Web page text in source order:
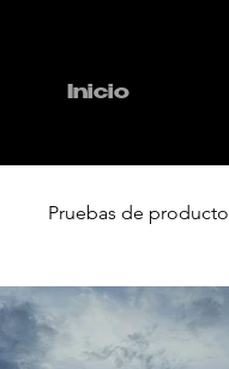
Inicio
Pruebas de producto